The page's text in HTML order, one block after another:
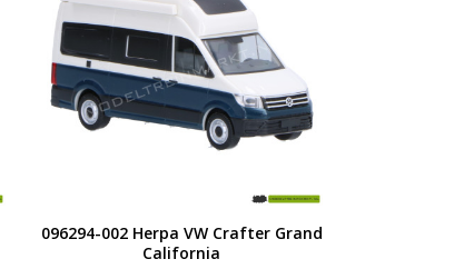
Snel bekijken
096294-002 Herpa VW Crafter Grand
California